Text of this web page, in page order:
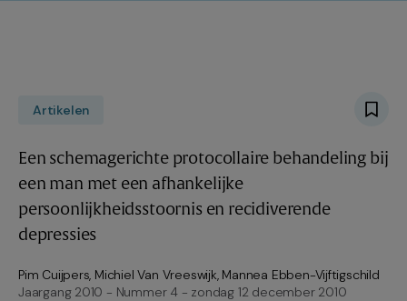
Artikelen
Een schemagerichte protocollaire behandeling bij
een man met een afhankelijke
persoonlijkheidsstoornis en recidiverende
depressies
Pim Cuijpers, Michiel Van Vreeswijk, Mannea Ebben-Vijftigschild
Jaargang 2010 - Nummer 4 - zondag 12 december 2010